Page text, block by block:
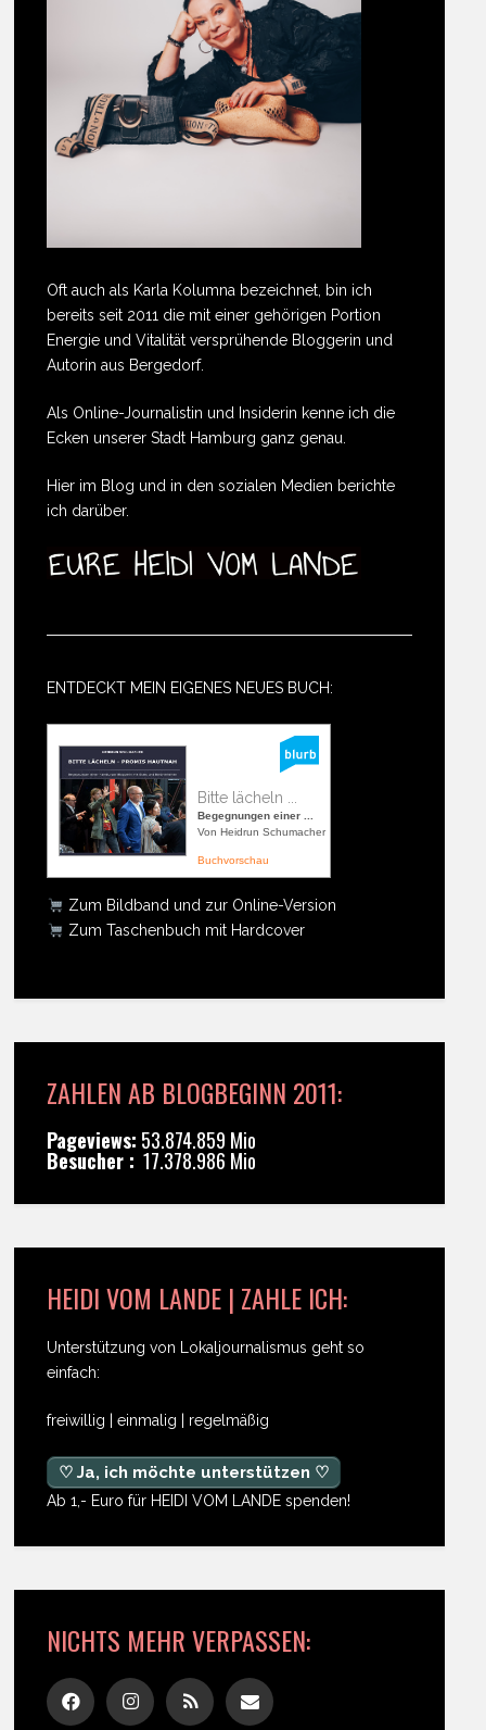
Oft auch als Karla Kolumna bezeichnet, bin ich
bereits seit 2011 die mit einer gehörigen Portion
Energie und Vitalität versprühende Bloggerin und
Autorin aus Bergedorf.
Als Online-Journalistin und Insiderin kenne ich die
Ecken unserer Stadt Hamburg ganz genau.
Hier im Blog und in den sozialen Medien berichte
ich darüber.
ENTDECKT MEIN EIGENES NEUES BUCH:
Bitte lächeln ...
Begegnungen einer ...
Von Heidrun Schumacher
Buchvorschau
Zum Bildband und zur Online-Version
Zum Taschenbuch mit Hardcover
ZAHLEN AB BLOGBEGINN 2011:
Pageviews: 53.874.859 Mio
Besucher : 17.378.986 Mio
HEIDI VOM LANDE | ZAHLE ICH:
Unterstützung von Lokaljournalismus geht so
einfach:
freiwillig | einmalig | regelmäßig
♡ Ja, ich möchte unterstützen ♡
Ab 1,- Euro für HEIDI VOM LANDE spenden!
NICHTS MEHR VERPASSEN: